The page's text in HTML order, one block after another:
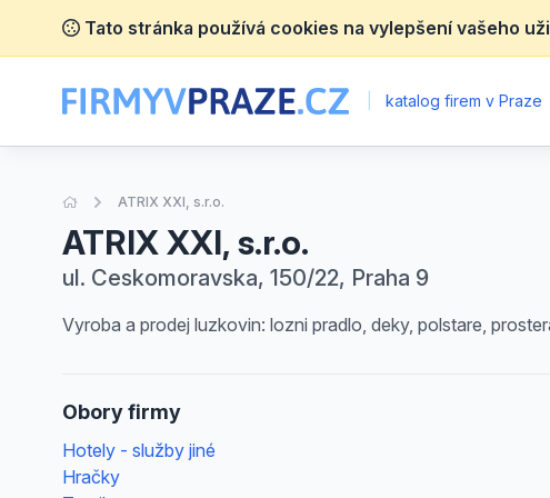
Tato stránka používá cookies na vylepšení vašeho
katalog firem v Praze
Úvodní stránka
ATRIX XXI, s.r.o.
ATRIX XXI, s.r.o.
ul. Ceskomoravska, 150/22, Praha 9
Vyroba a prodej luzkovin: lozni pradlo, deky, polstare,
Obory firmy
Hotely - služby jiné
Hračky